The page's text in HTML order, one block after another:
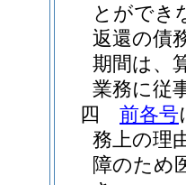
とができ
返還の債
期間は、
業務に従
四
前各号
務上の理
障のため